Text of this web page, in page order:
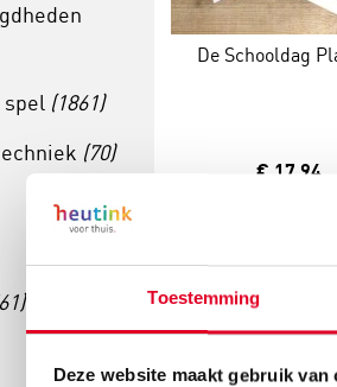
Toestemming
Deze website maakt gebruik van
(1861)
(70)
De Schooldag
€ 17,94